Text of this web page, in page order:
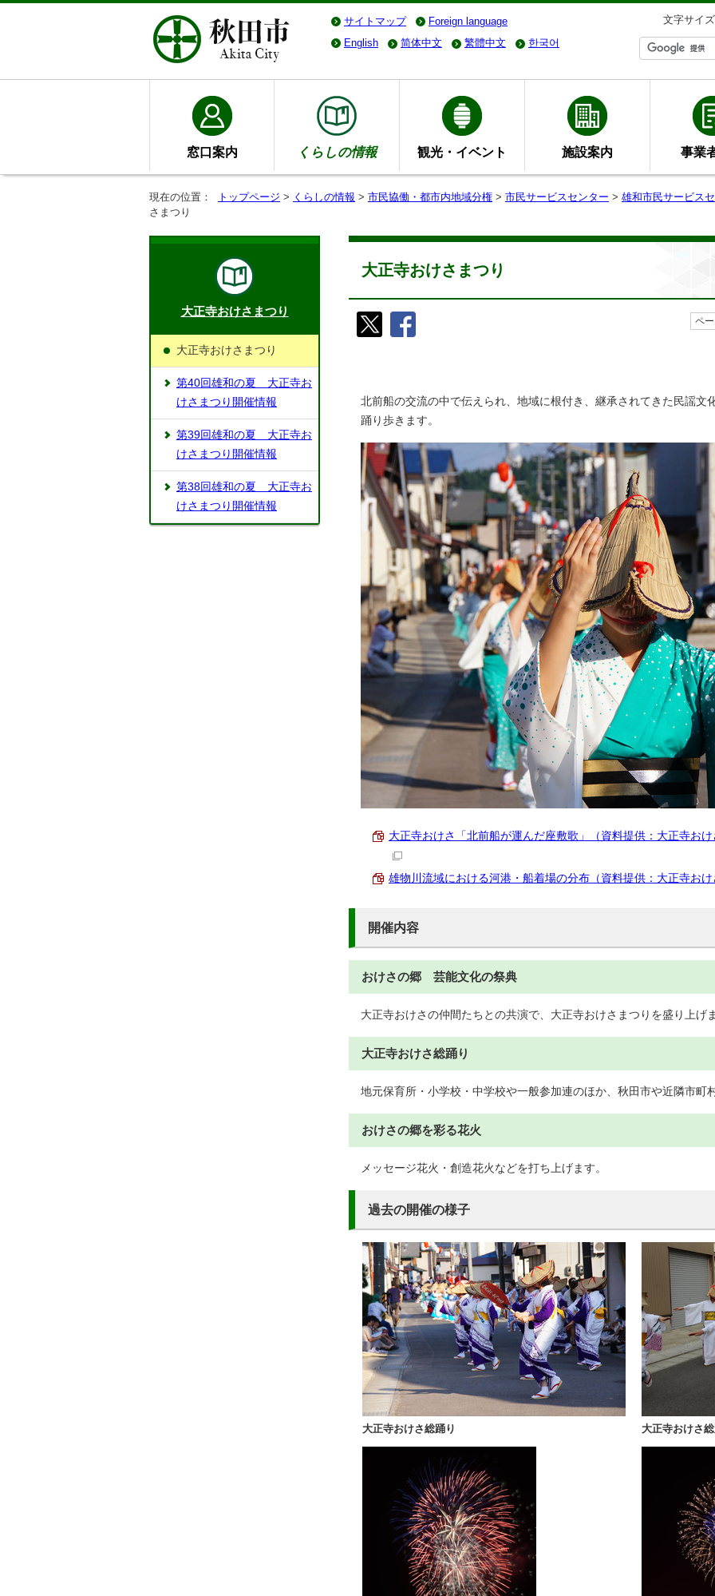
サイトマップ Foreign language
文字サイズ
English
简体中文 繁體中文 한국어
窓口案内 くらしの情報 観光・イベント 施設案内 事業
現在の位置： トップページ > くらしの情報 > 市民協働・都市内地域分権 > 市民サービスセンター > 雄和市民サービス
さまつり
大正寺おけさまつり
ペ
北前船の交流の中で伝えられ、地域に根付き、継承されてきた民謡文
踊り歩きます。
大正寺おけさ「北前船が運んだ座敷歌」（資料提供：大正寺お
雄物川流域における河港・船着場の分布（資料提供：大正寺お
開催内容
おけさの郷 芸能文化の祭典
大正寺おけさの仲間たちとの共演で、大正寺おけさまつりを盛り上げ
大正寺おけさ総踊り
地元保育所・小学校・中学校や一般参加連のほか、秋田市や近隣市町
おけさの郷を彩る花火
メッセージ花火・創造花火などを打ち上げます。
過去の開催の様子
大正寺おけさ総踊り 大正寺おけさ
大正寺おけさまつり
大正寺おけさまつり
第40回雄和の夏 大正寺お
けさまつり開催情報
第39回雄和の夏 大正寺お
けさまつり開催情報
第38回雄和の夏 大正寺お
けさまつり開催情報